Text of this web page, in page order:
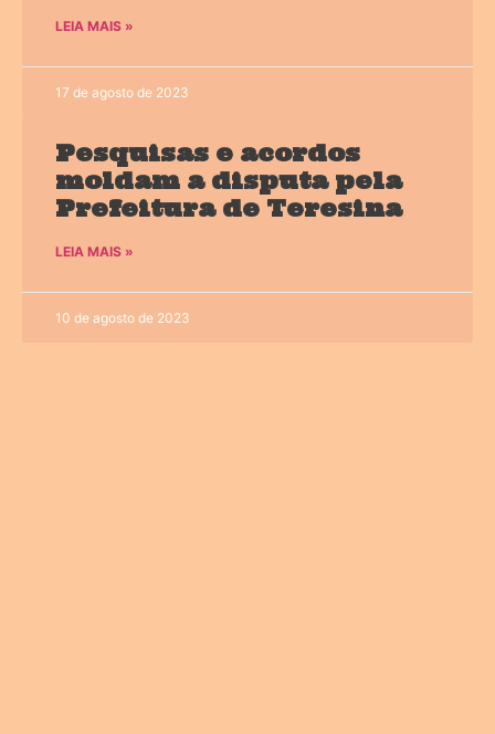
LEIA MAIS »
17 de agosto de 2023
Pesquisas e acordos
moldam a disputa pela
Prefeitura de Teresina
LEIA MAIS »
10 de agosto de 2023